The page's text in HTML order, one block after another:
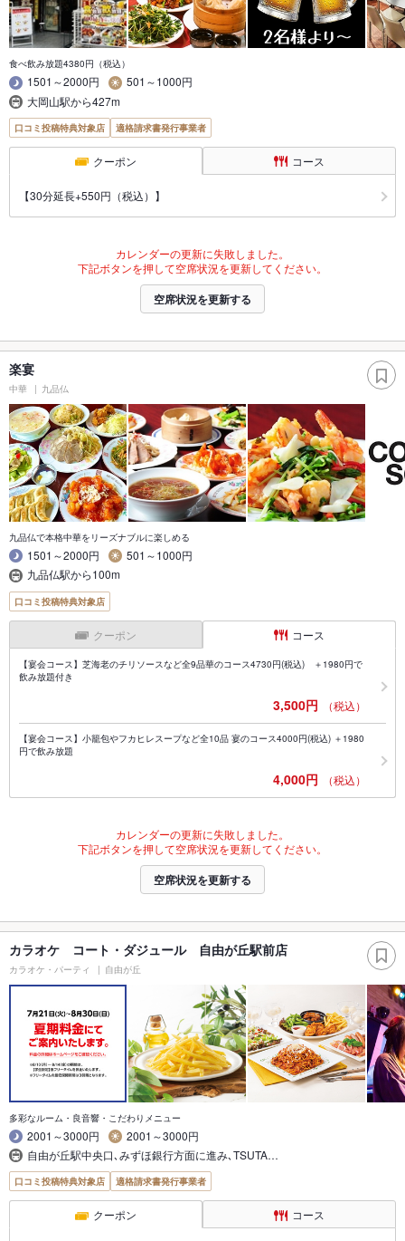
食べ飲み放題4380円（税込）
1501～2000円
501～1000円
大岡山駅から427m
口コミ投稿特典対象店 適格請求書発行事業者
クーポン コース
【30分延長+550円（税込）】
カレンダーの更新に失敗しました。
下記ボタンを押して空席状況を更新してください。
空席状況を更新する
楽宴
中華 九品仏
九品仏で本格中華をリーズナブルに楽しめる
1501～2000円
501～1000円
九品仏駅から100m
口コミ投稿特典対象店
クーポン コース
【宴会コース】芝海老のチリソースなど全9品華のコース4730円(税込) ＋1980円で
飲み放題付き
3,500円 （税込）
【宴会コース】小籠包やフカヒレスープなど全10品 宴のコース4000円(税込) ＋1980
円で飲み放題
4,000円 （税込）
カレンダーの更新に失敗しました。
下記ボタンを押して空席状況を更新してください。
空席状況を更新する
カラオケ コート・ダジュール 自由が丘駅前店
カラオケ・パーティ 自由が丘
多彩なルーム・良音響・こだわりメニュー
2001～3000円
2001～3000円
自由が丘駅中央口､みずほ銀行方面に進み､TSUTA…
口コミ投稿特典対象店 適格請求書発行事業者
クーポン コース